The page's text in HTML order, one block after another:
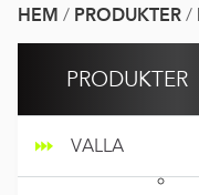
HEM / PRODUKTER /
PRODUKTER
VALLA